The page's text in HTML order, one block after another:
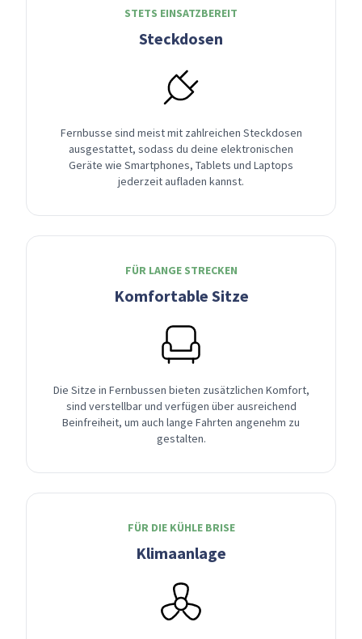
STETS EINSATZBEREIT
Steckdosen
Fernbusse sind meist mit zahlreichen Steckdosen
ausgestattet, sodass du deine elektronischen
Geräte wie Smartphones, Tablets und Laptops
jederzeit aufladen kannst.
FÜR LANGE STRECKEN
Komfortable Sitze
Die Sitze in Fernbussen bieten zusätzlichen Komfort,
sind verstellbar und verfügen über ausreichend
Beinfreiheit, um auch lange Fahrten angenehm zu
gestalten.
FÜR DIE KÜHLE BRISE
Klimaanlage